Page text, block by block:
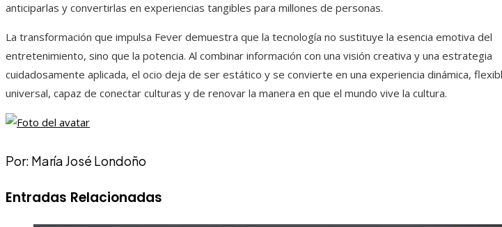
anticiparlas y convertirlas en experiencias tangibles para millones de personas.
La transformación que impulsa Fever demuestra que la tecnología no sustituye la esencia emotiva del
entretenimiento, sino que la potencia. Al combinar información con una visión creativa y una estrategia
cuidadosamente aplicada, el ocio deja de ser estático y se convierte en una experiencia dinámica,
universal, capaz de conectar culturas y de renovar la manera en que el mundo vive la cultura.
Por: María José Londoño
Entradas Relacionadas